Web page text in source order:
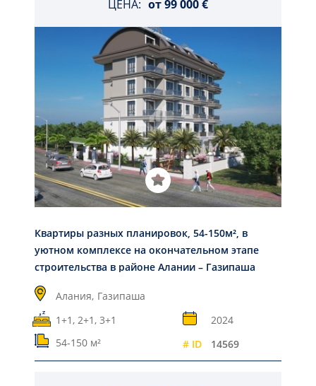
ЦЕНА: от99 000 €
Квартиры разных планировок, 54-150м², в
уютном комплексе на окончательном этапе
строительства в районе Алании – Газипаша
Алания, Газипаша
1+1, 2+1, 3+1
2024
54-150 м²
# ID 14569